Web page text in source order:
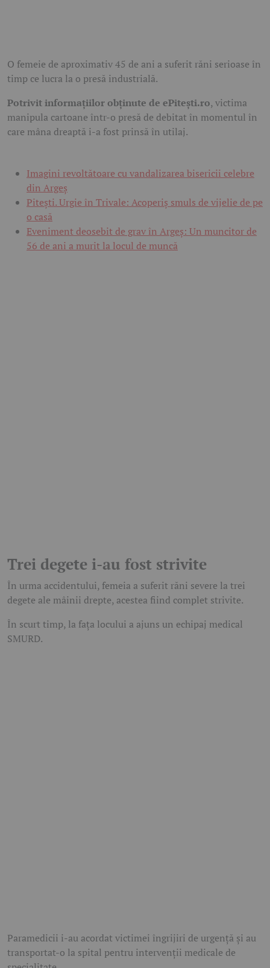
O femeie de aproximativ 45 de ani a suferit răni serioase în
timp ce lucra la o presă industrială.
Potrivit informațiilor obținute de ePitești.ro, victima
manipula cartoane într-o presă de debitat în momentul în
care mâna dreaptă i-a fost prinsă în utilaj.
Imagini revoltătoare cu vandalizarea bisericii celebre
din Argeș
Pitești. Urgie în Trivale: Acoperiș smuls de vijelie de pe
o casă
Eveniment deosebit de grav în Argeș: Un muncitor de
56 de ani a murit la locul de muncă
Trei degete i-au fost strivite
În urma accidentului, femeia a suferit răni severe la trei
degete ale mâinii drepte, acestea fiind complet strivite.
În scurt timp, la fața locului a ajuns un echipaj medical
SMURD.
Paramedicii i-au acordat victimei îngrijiri de urgență și au
transportat-o la spital pentru intervenții medicale de